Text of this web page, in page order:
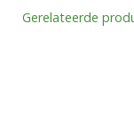
Gerelateerde